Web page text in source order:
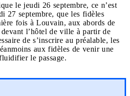
le jeudi 26 septembre, ce n’est
27 septembre, que les fidèles
fois à Louvain, aux abords de
l’hôtel de ville à partir de
de s’inscrire au préalable, les
aux fidèles de venir une
le passage.